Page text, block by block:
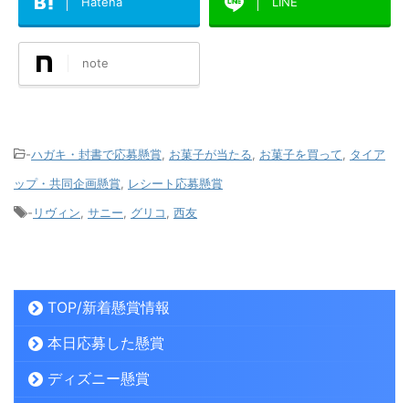
note
-ハガキ・封書で応募懸賞 お菓子が当たる お菓子を買って
タイア
ップ・共同企画懸賞
レシート応募懸賞
- リヴィン サニー グリコ 西友
TOP/新着懸賞情報
本日応募した懸賞
ディズニー懸賞